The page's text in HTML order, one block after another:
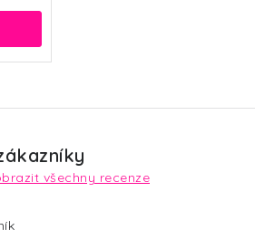
všechny recenze